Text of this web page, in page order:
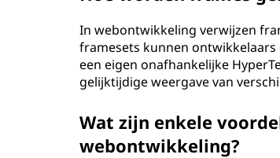
In webontwikkeling verwijzen
framesets kunnen
een eigen onafhankelijke
gelijktijdige weergave van
Wat zijn enkele
webontwikkeling?